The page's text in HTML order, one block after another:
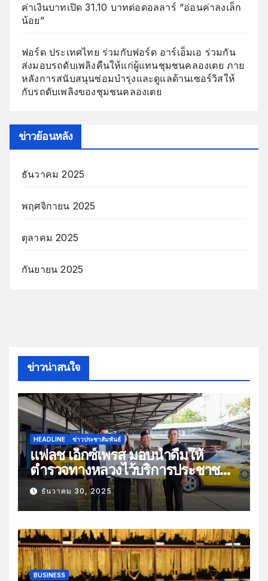
ค่าเงินบาทเปิด 31.10 บาทต่อดอลลาร์ “อ่อนค่าลงเล็ก
น้อย”
ฟอร์ด ประเทศไทย ร่วมกับฟอร์ด อาร์เอ็มเอ ร่วมกัน
ส่งมอบรถดับเพลิงคืนให้แก่ผู้แทนชุมชนคลองเตย ภาย
หลังการสนับสนุนซ่อมบำรุงและดูแลด้านเซอร์วิสให้
กับรถดับเพลิงของชุมชนคลองเตย
ข่าวย้อนหลัง
ธันวาคม 2025
พฤศจิกายน 2025
ตุลาคม 2025
กันยายน 2025
ข่าวน่าสนใจ
HEADLINE ข่าวประชาสัมพันธ์
แฟลช เอ็กซ์เพรส มอบน้ำดื่มให้
ตำรวจทางหลวงไว้บริการประชาชน
ช่วงเทศกาลปีใหม่
ธันวาคม 30, 2025
BUSINESS